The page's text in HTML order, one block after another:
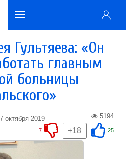
Гультяева: «Он
главным
больницы
октября 2019 5194
25
+18
7